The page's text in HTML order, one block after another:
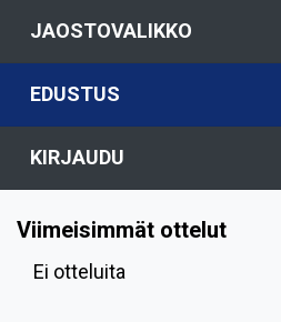
JAOSTOVALIKKO
EDUSTUS
KIRJAUDU
Viimeisimmät ottelut
Ei otteluita